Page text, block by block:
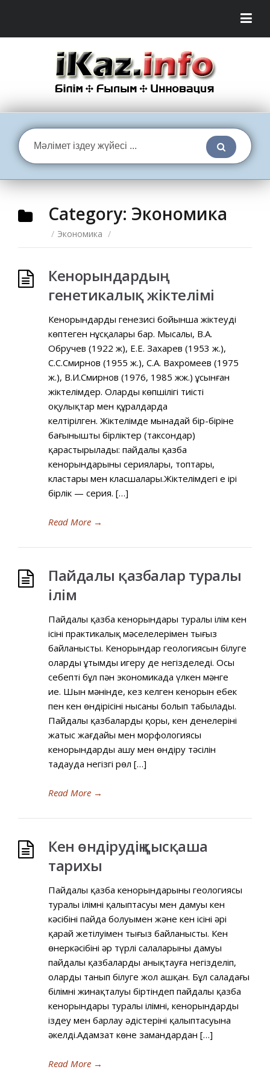
Category: Экономика
/ Экономика /
Кенорындардың
генетикалық жіктелімі
Кенорындарды генезисі бойынша жіктеудің
көптеген нұсқалары бар. Мысалы, В.А.
Обручев (1922 ж), Е.Е. Захарев (1953 ж.),
С.С.Смирнов (1955 ж.), С.А. Вахромеев (1975
ж.), В.И.Смирнов (1976, 1985 жж.) ұсынған
жіктелімдер. Олардың көпшілігі тиісті
оқулықтар мен құралдарда
келтірілген. Жіктелімде мынадай бір-біріне
бағынышты бірліктер (таксондар)
қарастырылады: пайдалы қазба
кенорындарының сериялары, топтары,
кластары мен класшалары.Жіктелімдегі ең ірі
бірлік — серия. […]
Read More →
Пайдалы қазбалар туралы
ілім
Пайдалы қазба кенорындары туралы ілім кен
ісінің практикалық мәселелерімен тығыз
байланысты. Кенорындар геологиясын білуге
оларды ұтымды игеру де негізделеді. Осы
себепті бұл пән экономикада үлкен мәнге
ие. Шын мәнінде, кез келген кенорын еңбек
пен кен өндірісінің нысаны болып табылады.
Пайдалы қазбалардың қоры, кен денелерінің
жатыс жағдайы мен морфологиясы
кенорындарды ашу мен өндіру тәсілін
таңдауда негізгі рөл […]
Read More →
Кен өндірудің қысқаша
тарихы
Пайдалы қазба кенорындарының геологиясы
туралы ілімнің қалыптасуы мен дамуы кен
кәсібінің пайда болуымен және кен ісінің әрі
қарай жетілуімен тығыз байланысты. Кен
өнеркәсібінің әр түрлі салаларының дамуы
пайдалы қазбаларды анықтауға негізделіп,
оларды танып білуге жол ашқан. Бұл саладағы
білімнің жинақталуы біртіндеп пайдалы қазба
кенорындары туралы ілімнің, кенорындарды
іздеу мен барлау әдістерінің қалыптасуына
әкелді.Адамзат көне замандардан […]
Read More →